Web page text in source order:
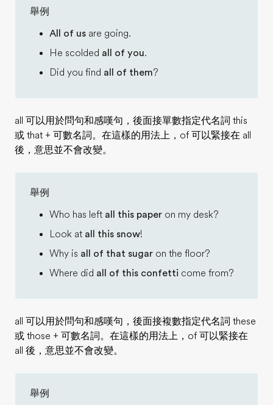
舉例
All of us are going.
He scolded all of you.
Did you find all of them?
all 可以用於問句和感嘆句，後面接單數指定代名詞 this
或 that + 可數名詞。在這樣的用法上，of 可以緊接在 all
後，意思並不會改變。
舉例
Who has left all this paper on my desk?
Look at all this snow!
Why is all of that sugar on the floor?
Where did all of this confetti come from?
all 可以用於問句和感嘆句，後面接複數指定代名詞 these
或 those + 可數名詞。在這樣的用法上，of 可以緊接在
all 後，意思並不會改變。
舉例